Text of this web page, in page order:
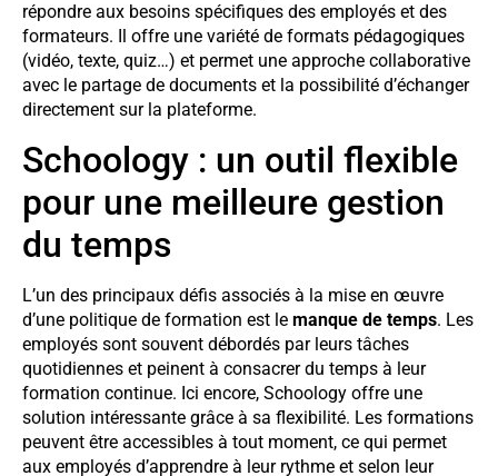
répondre aux besoins spécifiques des employés et des
formateurs. Il offre une variété de formats pédagogiques
(vidéo, texte, quiz…) et permet une approche collaborative
avec le partage de documents et la possibilité d’échanger
directement sur la plateforme.
Schoology : un outil flexible
pour une meilleure gestion
du temps
L’un des principaux défis associés à la mise en œuvre
d’une politique de formation est le manque de temps. Les
employés sont souvent débordés par leurs tâches
quotidiennes et peinent à consacrer du temps à leur
formation continue. Ici encore, Schoology offre une
solution intéressante grâce à sa flexibilité. Les formations
peuvent être accessibles à tout moment, ce qui permet
aux employés d’apprendre à leur rythme et selon leur